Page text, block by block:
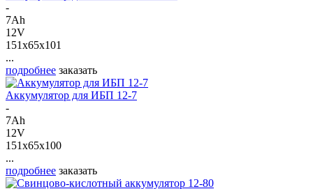
-
7Ah
12V
151x65x101
...
подробнее заказать
Аккумулятор для ИБП 12-7
-
7Ah
12V
151x65x100
...
подробнее заказать